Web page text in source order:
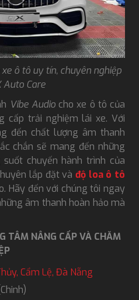
ô tô uy tín, chuyên nghiệp
Auto Care
Vibe Audio cho xe ô tô của
cấp trải nghiệm lái xe. Với
đến chất lượng âm thanh
chắn sẽ mang đến những
chuyến hành trình của
lắp đặt và độ loa ô tô
Hãy đến với chúng tôi ngay
âm thanh hoàn hảo mà
TÂM NÂNG CẤP VÀ CHĂM
Cẩm Lệ, Đà Nẵng